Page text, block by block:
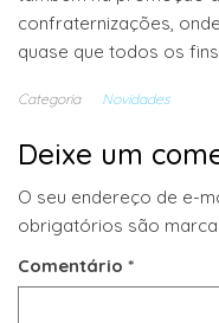
confraternizações,
quase que todos os
Categoria Novidades
Deixe um
O seu endereço de e-
obrigatórios são
Comentário *